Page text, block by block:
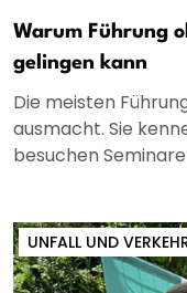
Warum Führung
gelingen kann
Die meisten
ausmacht. Sie
besuchen
UNFALL UND